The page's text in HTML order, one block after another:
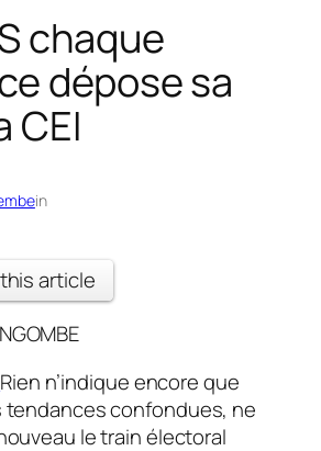
chaque
dépose sa
CEI
in
article
Rien n’indique encore que
tendances confondues, ne
le train électoral